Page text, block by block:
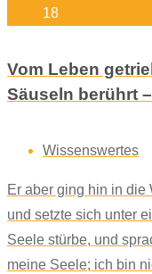
18
Vom Leben
Säuseln berührt
Wissenswertes
Er aber ging hin in die
und setzte sich unter
Seele stürbe, und
meine Seele; ich bin